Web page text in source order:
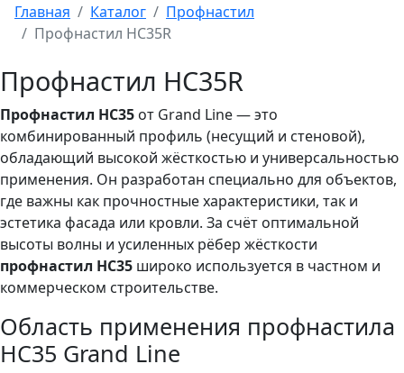
Главная
Каталог
Профнастил
Профнастил HC35R
Профнастил HC35R
Профнастил HC35 от Grand Line — это
комбинированный профиль (несущий и стеновой),
обладающий высокой жёсткостью и универсальностью
применения. Он разработан специально для объектов,
где важны как прочностные характеристики, так и
эстетика фасада или кровли. За счёт оптимальной
высоты волны и усиленных рёбер жёсткости
профнастил HC35 широко используется в частном и
коммерческом строительстве.
Область применения профнастила
HC35 Grand Line